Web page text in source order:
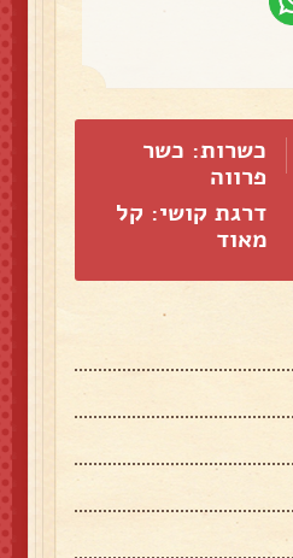
כשרות: כשר
פרווה
דרגת קושי: קל
מאוד